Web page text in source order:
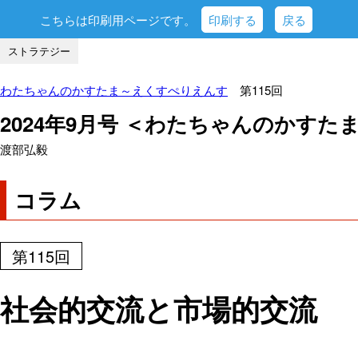
こちらは印刷用ページです。 印刷する 戻る
ストラテジー
わたちゃんのかすたま～えくすぺりえんす 第115回
2024年9月号 ＜わたちゃんのかすた
渡部弘毅
コラム
第115回
社会的交流と市場的交流